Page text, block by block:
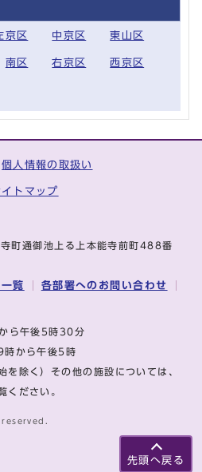
京区 中京区 東山区
南区 右京区 西京区
先頭へ戻る
個人情報の取扱い
イトマップ
通御池上る上本能寺前町488番
覧 各部署へのお問い合わせ
から午後5時30分
9時から午後5時
を除く）その他の施設については、
ください。